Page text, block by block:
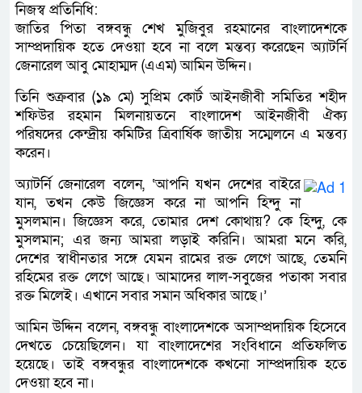
নিজস্ব প্রতিনিধি:
জাতির পিতা বঙ্গবন্ধু শেখ মুজিবুর রহমানের বাংলাদেশকে
সাম্প্রদায়িক হতে দেওয়া হবে না বলে মন্তব্য করেছেন অ্যাটর্নি
জেনারেল আবু মোহাম্মদ (এএম) আমিন উদ্দিন।
তিনি শুক্রবার (১৯ মে) সুপ্রিম কোর্ট আইনজীবী সমিতির শহীদ
শফিউর রহমান মিলনায়তনে বাংলাদেশ আইনজীবী ঐক্য
পরিষদের কেন্দ্রীয় কমিটির ত্রিবার্ষিক জাতীয় সম্মেলনে এ মন্তব্য
করেন।
অ্যাটর্নি জেনারেল বলেন, ‘আপনি যখন দেশের বাইরে
যান, তখন কেউ জিজ্ঞেস করে না আপনি হিন্দু না
মুসলমান। জিজ্ঞেস করে, তোমার দেশ কোথায়? কে হিন্দু, কে
মুসলমান; এর জন্য আমরা লড়াই করিনি। আমরা মনে করি,
দেশের স্বাধীনতার সঙ্গে যেমন রামের রক্ত লেগে আছে, তেমনি
রহিমের রক্ত লেগে আছে। আমাদের লাল-সবুজের পতাকা সবার
রক্ত মিলেই। এখানে সবার সমান অধিকার আছে।’
আমিন উদ্দিন বলেন, বঙ্গবন্ধু বাংলাদেশকে অসাম্প্রদায়িক হিসেবে
দেখতে চেয়েছিলেন। যা বাংলাদেশের সংবিধানে প্রতিফলিত
হয়েছে। তাই বঙ্গবন্ধুর বাংলাদেশকে কখনো সাম্প্রদায়িক হতে
দেওয়া হবে না।